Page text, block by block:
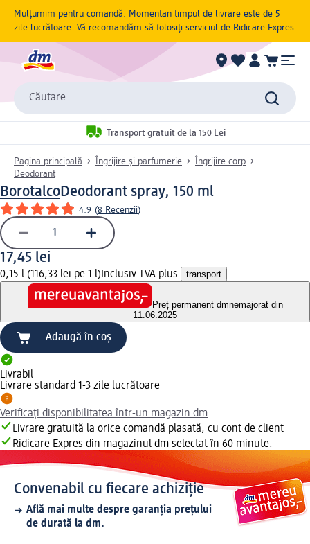
Mulțumim pentru comandă. Momentan timpul de livrare este de 5
zile lucrătoare. Vă recomandăm să folosiți serviciul de Ridicare Expres
Căutare
Transport gratuit de la 150 Lei
Pagina principală Îngrijire și parfumerie
Îngrijire corp
Deodorant
BorotalcoDeodorant spray, 150 ml
4.9 (8 Recenzii)
17,45 lei
0,15 l (116,33 lei pe 1 l) Inclusiv TVA plus transport
Preț permanent dmnemajorat din
11.06.2025
Adaugă în coș
Livrabil
Livrare standard 1-3 zile lucrătoare
Verificați disponibilitatea într-un magazin dm
Livrare gratuită la orice comandă plasată, cu cont de client
Ridicare Expres din magazinul dm selectat în 60 minute.
Convenabil cu fiecare achiziție
Află mai multe despre garanția prețului
de durată la dm.